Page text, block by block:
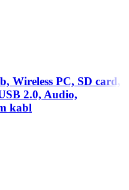
Wireless PC, SD card,
2.0, Audio,
kabl